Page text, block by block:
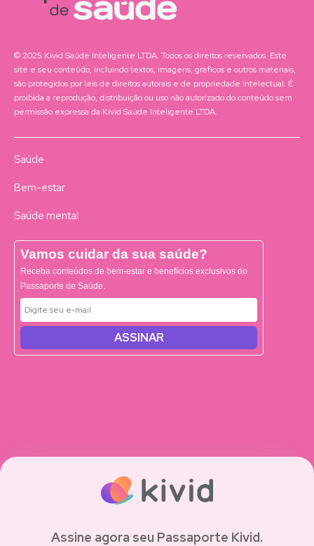
© 2025 Kivid Saúde Inteligente LTDA. Todos os direitos reservados. Este
site e seu conteúdo, incluindo textos, imagens, gráficos e outros materiais,
são protegidos por leis de direitos autorais e de propriedade intelectual. É
proibida a reprodução, distribuição ou uso não autorizado do conteúdo sem
permissão expressa da Kivid Saúde Inteligente LTDA.
Saúde
Bem-estar
Saúde mental
Vamos cuidar da sua saúde?
Receba conteúdos de bem-estar e benefícios exclusivos do
Passaporte de Saúde.
ASSINAR
Assine agora seu Passaporte Kivid.